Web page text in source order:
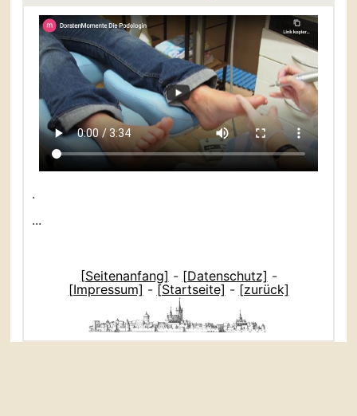
.
...
[Seitenanfang] - [Datenschutz] -
[Impressum] - [Startseite] - [zurück]